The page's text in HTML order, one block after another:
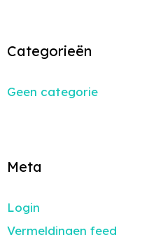
Categorieën
Geen categorie
Meta
Login
Vermeldingen feed